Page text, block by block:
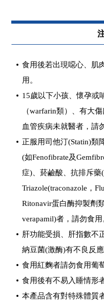
食用後若出現噁心、肌
用。
15歲以下小孩、懷孕或
（warfarin類）、有大
血管疾病未就醫者，請
正服用司他汀(Statin)類
(如Fenofibrate及
症)、菸鹼酸、抗排斥藥
Triazole(traconazole，
Ritonavir蛋白酶抑製劑
verapamil)者，請勿食用
肝功能受損、肝指數不
納豆菌(激酶)有不良反
食用紅麴者請勿食用葡
食用後有不易入睡情形
本產品含有對特殊體質